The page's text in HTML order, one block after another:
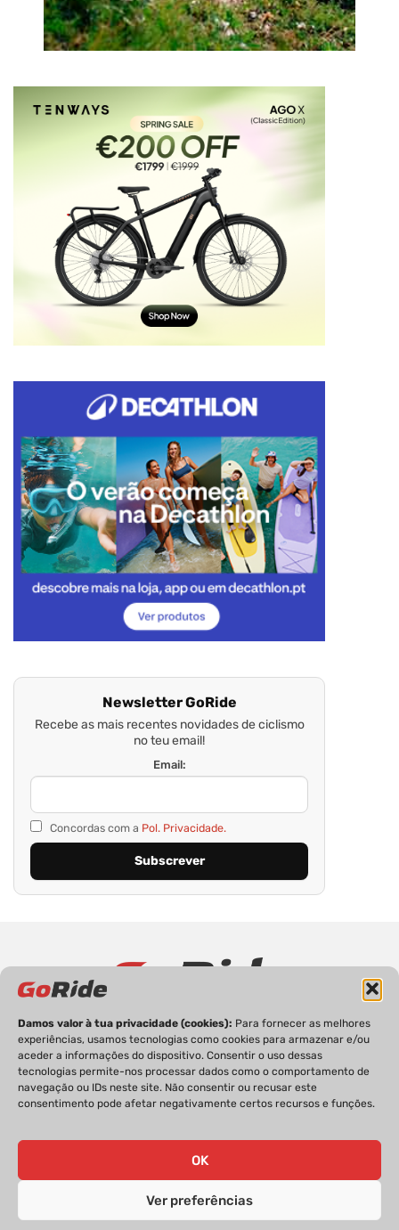
Damos valor à tua privacidade (cookies): Para fornecer as melhores
experiências, usamos tecnologias como cookies para armazenar e/ou
aceder a informações do dispositivo. Consentir o uso dessas
tecnologias permite-nos processar dados como o comportamento de
navegação ou IDs neste site. Não consentir ou recusar este
consentimento pode afetar negativamente certos recursos e funções.
OK
Ver preferências
Newsletter GoRide
Recebe as mais recentes novidades de ciclismo
no teu email!
Email:
Concordas com a Pol. Privacidade.
PRIVACIDADE FICHA TÉCNICA
ESTATUTO EDITORIAL
POLÍTICA DE COOKIES
CONTACTOS
GoRide 2026 | Todos os direitos reservados.